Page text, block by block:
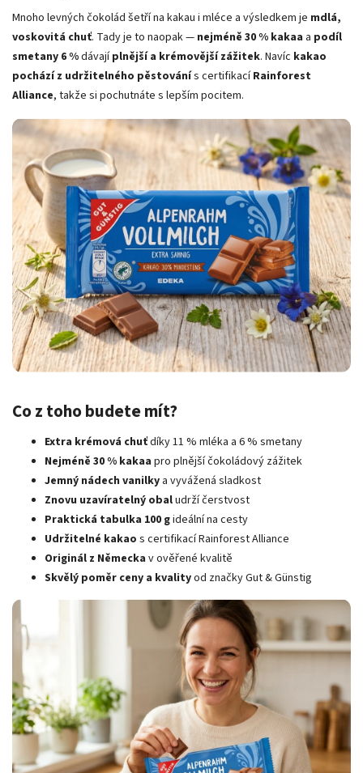
Mnoho levných čokolád šetří na kakau i mléce a výsledkem je mdlá,
voskovitá chuť. Tady je to naopak — nejméně 30 % kakaa a podíl
smetany 6 %dávajíplnější a krémovější zážitek. Navíc kakao
pochází z udržitelného pěstovánís certifikacíRainforest
Alliance, takže si pochutnáte s lepším pocitem.
Co z toho budete mít?
Extra krémová chuťdíky 11 % mléka a 6 % smetany
Nejméně 30 % kakaa pro plnější čokoládový zážitek
Jemný nádech vanilky a vyvážená sladkost
Znovu uzavíratelný obaludrží čerstvost
Praktická tabulka 100 gideální na cesty
Udržitelné kakao s certifikací Rainforest Alliance
Originál z Německa v ověřené kvalitě
Skvělý poměr ceny a kvalityod značky Gut & Günstig